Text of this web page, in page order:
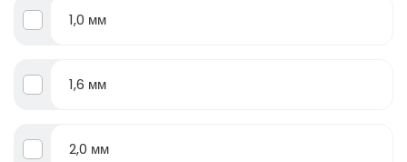
1,0 мм
1,6 мм
2,0 мм